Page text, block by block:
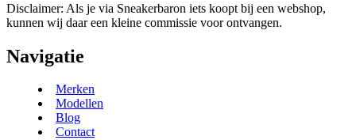
Disclaimer: Als je via Sneakerbaron iets koopt bij een webshop,
kunnen wij daar een kleine commissie voor ontvangen.
Navigatie
Merken
Modellen
Blog
Contact